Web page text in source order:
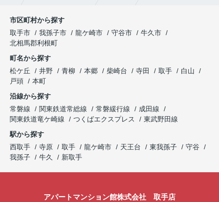
市区町村から探す
取手市
我孫子市 龍ケ崎市 守谷市
牛久市
北相馬郡利根町
町名から探す
松ケ丘
井野 青柳 本郷 柴崎台 寺田 取手
白山
戸頭
本町
沿線から探す
常磐線
関東鉄道常総線 常磐緩行線
成田線
関東鉄道竜ケ崎線
つくばエクスプレス
東武野田線
駅から探す
西取手
寺原 取手 龍ケ崎市 天王台 東我孫子
守谷
我孫子
牛久 新取手
アパートマンション館株式会社 取手店